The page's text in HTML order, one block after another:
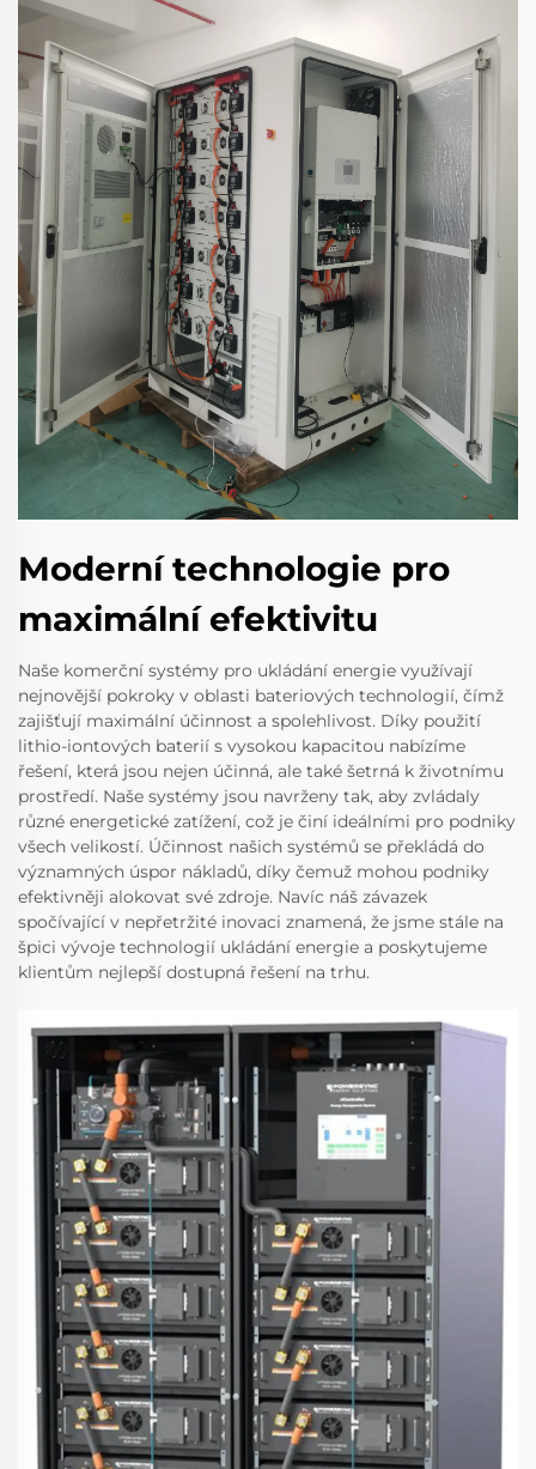
Moderní technologie pro
maximální efektivitu
Naše komerční systémy pro ukládání energie využívají
nejnovější pokroky v oblasti bateriových technologií, čímž
zajišťují maximální účinnost a spolehlivost. Díky použití
lithio-iontových baterií s vysokou kapacitou nabízíme
řešení, která jsou nejen účinná, ale také šetrná k životnímu
prostředí. Naše systémy jsou navrženy tak, aby zvládaly
různé energetické zatížení, což je činí ideálními pro podniky
všech velikostí. Účinnost našich systémů se překládá do
významných úspor nákladů, díky čemuž mohou podniky
efektivněji alokovat své zdroje. Navíc náš závazek
spočívající v nepřetržité inovaci znamená, že jsme stále na
špici vývoje technologií ukládání energie a poskytujeme
klientům nejlepší dostupná řešení na trhu.